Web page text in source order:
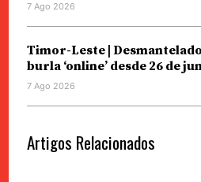
7 Ago 2026
Timor-Leste |
burla ‘online’ desde 26 de
7 Ago 2026
Artigos Relacionados